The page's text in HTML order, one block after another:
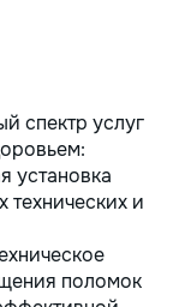
спектр услуг
установка
технических и
поломок